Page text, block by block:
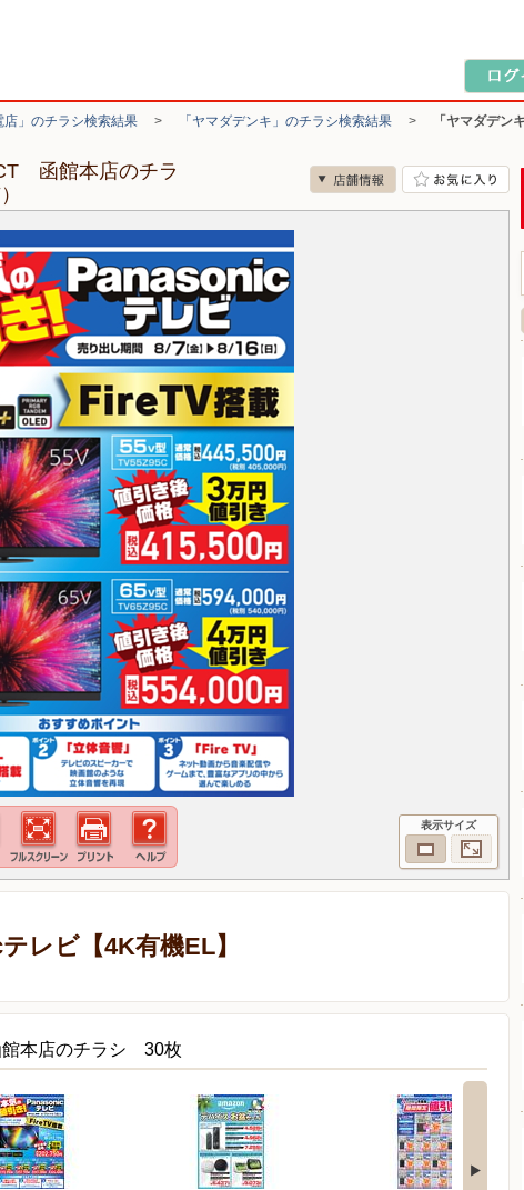
店」のチラシ検索結果 > 「ヤマダデンキ」のチラシ検索結果 >
「ヤマダデ
函館本店のチラ
表示サイズ
レビ【4K有機EL】
本店のチラシ 30枚